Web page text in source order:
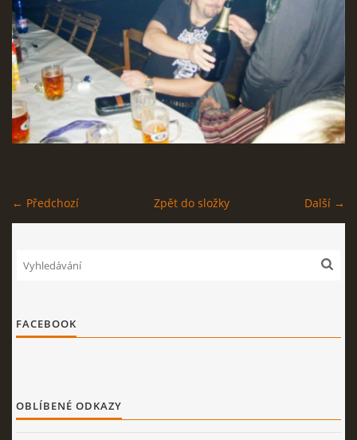
CO HRAJEME
UKÁZKY
STAGEPLAN
Kapela BUMERANG
Poříčany okr. Kolín
kapelabumerang@gmail.com
← Předchozí Další →
Zpět do složky
FACEBOOK
OBLÍBENÉ ODKAZY